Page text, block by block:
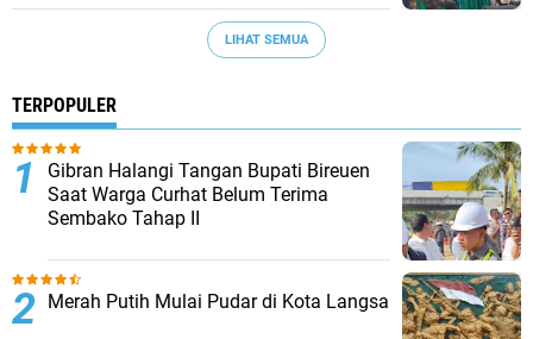
LIHAT SEMUA
TERPOPULER
Gibran Halangi Tangan Bupati Bireuen
Saat Warga Curhat Belum Terima
Sembako Tahap II
Merah Putih Mulai Pudar di Kota Langsa